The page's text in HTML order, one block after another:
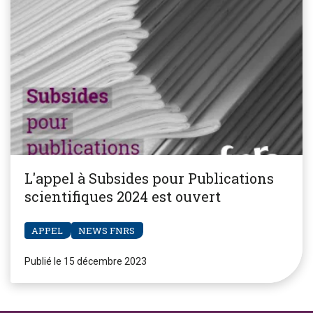
L'appel à Subsides pour Publications
scientifiques 2024 est ouvert
APPEL NEWS FNRS
Publié le 15 décembre 2023